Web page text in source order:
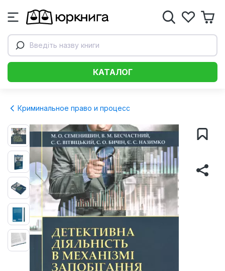
Введіть назву книги
КАТАЛОГ
Криминальное право и процесс